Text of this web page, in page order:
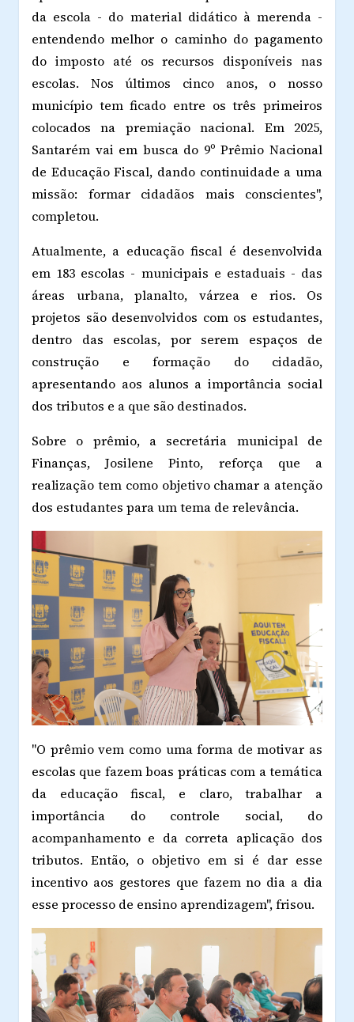
da escola - do material didático à merenda -
entendendo melhor o caminho do pagamento
do imposto até os recursos disponíveis nas
escolas. Nos últimos cinco anos, o nosso
município tem ficado entre os três primeiros
colocados na premiação nacional. Em 2025,
Santarém vai em busca do 9º Prêmio Nacional
de Educação Fiscal, dando continuidade a uma
missão: formar cidadãos mais conscientes",
completou.
Atualmente, a educação fiscal é desenvolvida
em 183 escolas - municipais e estaduais - das
áreas urbana, planalto, várzea e rios. Os
projetos são desenvolvidos com os estudantes,
dentro das escolas, por serem espaços de
construção e formação do cidadão,
apresentando aos alunos a importância social
dos tributos e a que são destinados.
Sobre o prêmio, a secretária municipal de
Finanças, Josilene Pinto, reforça que a
realização tem como objetivo chamar a atenção
dos estudantes para um tema de relevância.
"O prêmio vem como uma forma de motivar as
escolas que fazem boas práticas com a temática
da educação fiscal, e claro, trabalhar a
importância do controle social, do
acompanhamento e da correta aplicação dos
tributos. Então, o objetivo em si é dar esse
incentivo aos gestores que fazem no dia a dia
esse processo de ensino aprendizagem", frisou.